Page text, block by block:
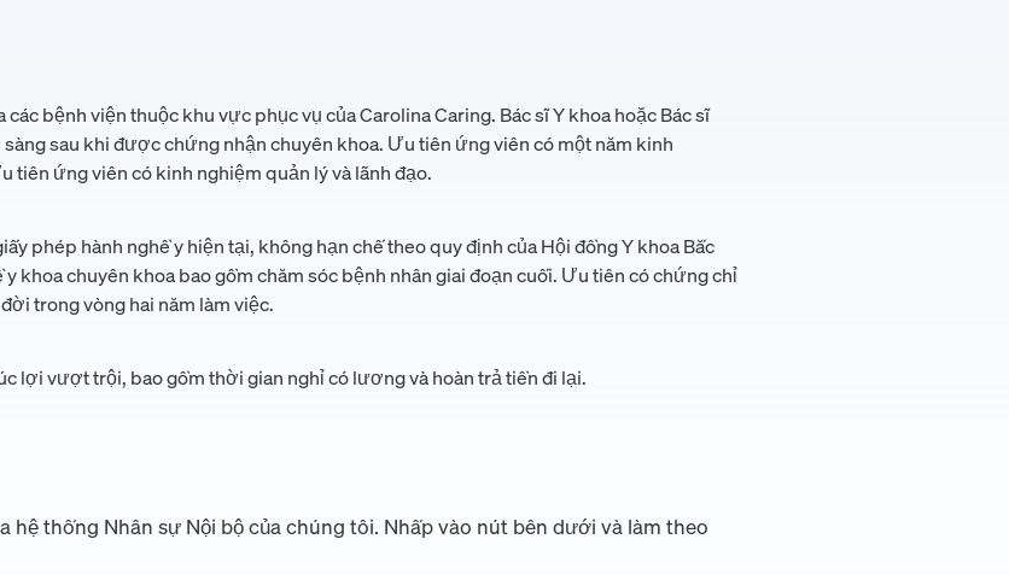
bệnh viện thuộc khu vực phục vụ của Carolina Caring. Bác sĩ Y khoa hoặc Bác sĩ
sau khi được chứng nhận chuyên khoa. Ưu tiên ứng viên có một năm kinh
tiên ứng viên có kinh nghiệm quản lý và lãnh đạo.
phép hành nghề y hiện tại, không hạn chế theo quy định của Hội đồng Y khoa Bắc
khoa chuyên khoa bao gồm chăm sóc bệnh nhân giai đoạn cuối. Ưu tiên có chứng chỉ
trong vòng hai năm làm việc.
lợi vượt trội, bao gồm thời gian nghỉ có lương và hoàn trả tiền đi lại.
thống Nhân sự Nội bộ của chúng tôi. Nhấp vào nút bên dưới và làm theo